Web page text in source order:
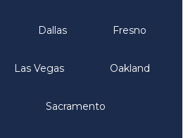
Dallas Fresno
Las Vegas Oakland
Sacramento